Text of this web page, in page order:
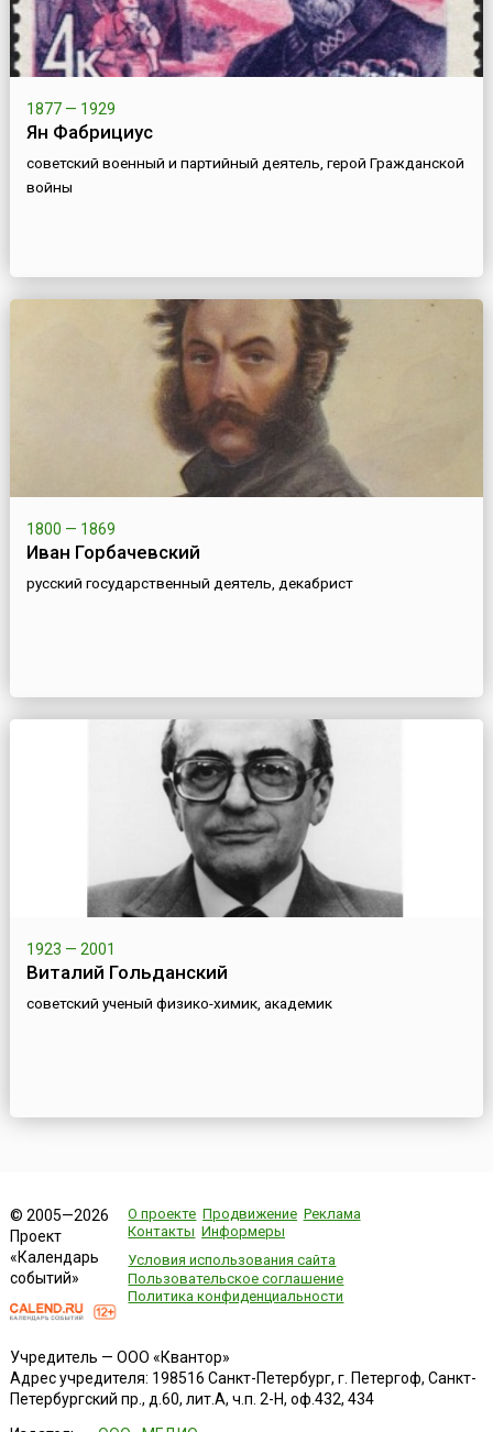
1877 — 1929
Ян Фабрициус
советский военный и партийный деятель, герой Гражданской
войны
1800 — 1869
Иван Горбачевский
русский государственный деятель, декабрист
1923 — 2001
Виталий Гольданский
советский ученый физико-химик, академик
© 2005—2026
Проект
«Календарь
событий»
О проекте Продвижение Реклама
Контакты Информеры
Условия использования сайта
Пользовательское соглашение
Политика конфиденциальности
Учредитель — ООО «Квантор»
Адрес учредителя: 198516 Санкт-Петербург, г. Петергоф, Санкт-
Петербургский пр., д.60, лит.А, ч.п. 2-Н, оф.432, 434